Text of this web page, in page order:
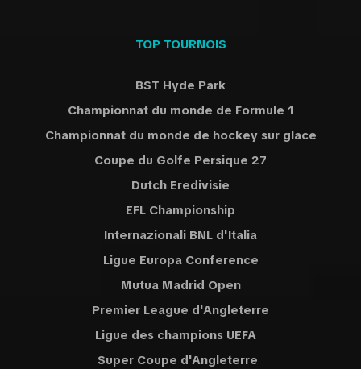
TOP TOURNOIS
BST Hyde Park
Championnat du monde de Formule 1
Championnat du monde de hockey sur glace
Coupe du Golfe Persique 27
Dutch Eredivisie
EFL Championship
Internazionali BNL d'Italia
Ligue Europa Conference
Mutua Madrid Open
Premier League d'Angleterre
Ligue des champions UEFA
Super Coupe d'Angleterre